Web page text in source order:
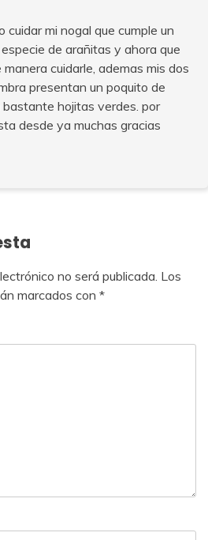
cuidar mi nogal que cumple un
de arañitas y ahora que
cuidarle, ademas mis dos
presentan un poquito de
hojitas verdes. por
desde ya muchas gracias
no será publicada. Los
marcados con *